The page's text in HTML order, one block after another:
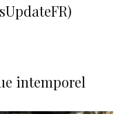
intemporel